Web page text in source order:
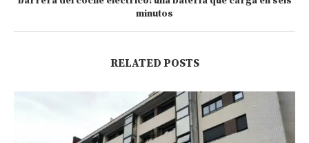
minutos
RELATED POSTS